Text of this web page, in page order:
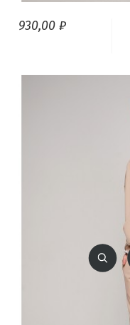
930,00 ₽